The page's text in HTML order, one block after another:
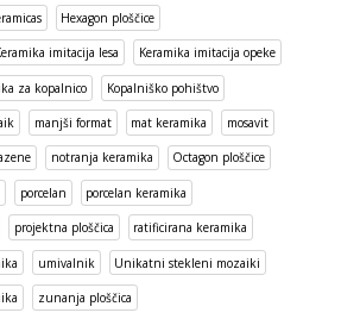
Hexagon ploščice
imitacija lesa Keramika imitacija opeke
za kopalnico Kopalniško pohištvo
manjši format mat keramika mosavit
notranja keramika Octagon ploščice
porcelan porcelan keramika
projektna ploščica ratificirana keramika
umivalnik Unikatni stekleni mozaiki
zunanja ploščica